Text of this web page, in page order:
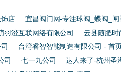
饰店
宜昌阀门网-专注球阀_蝶阀_
羽澄互联网络有限公司
云县随肥时
台湾睿智智能制造有限公司 - 首
司 七一九公司
达人来了-杭州圣